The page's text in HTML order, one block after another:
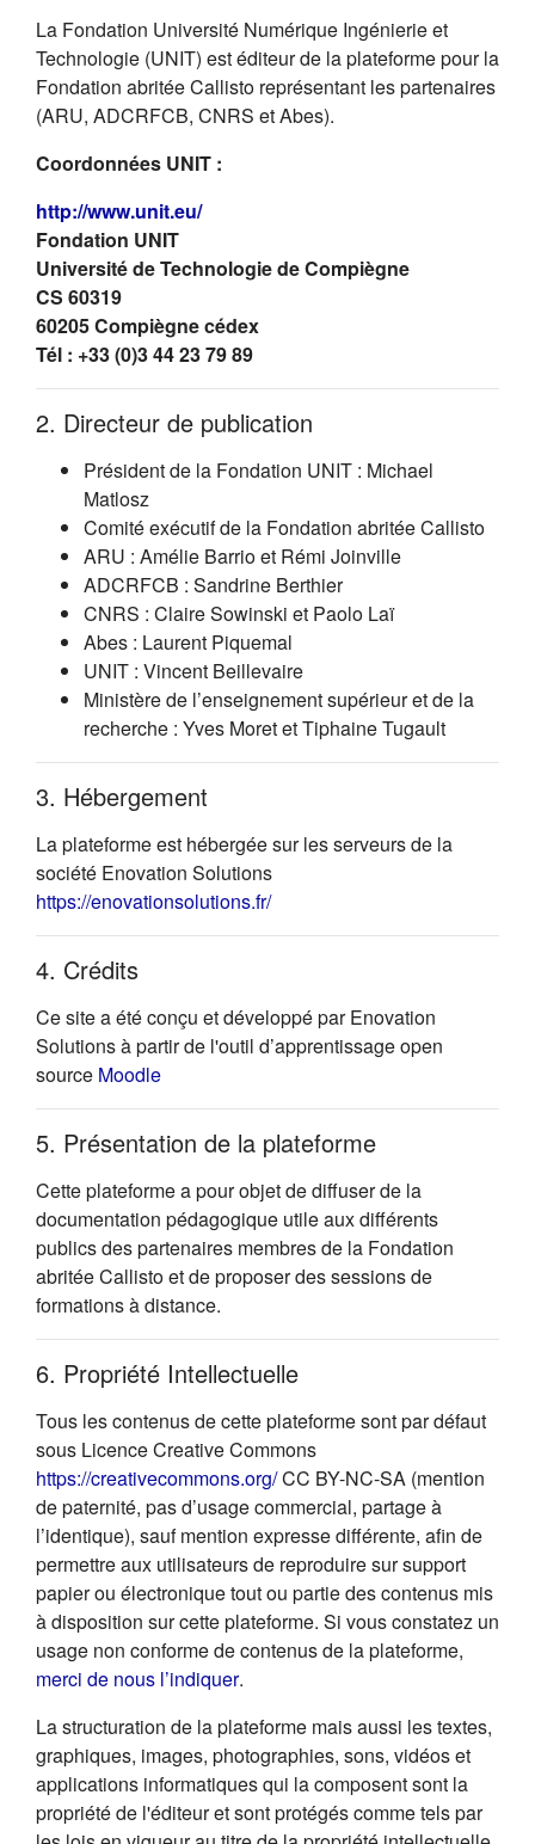
La Fondation Université Numérique Ingénierie et
Technologie (UNIT) est éditeur de la plateforme pour la
Fondation abritée Callisto représentant les partenaires
(ARU, ADCRFCB, CNRS et Abes).
Coordonnées UNIT :
http://www.unit.eu/(s'ouvre dans un nouvel onglet)
Fondation UNIT
Université de Technologie de Compiègne
CS 60319
60205 Compiègne cédex
Tél : +33 (0)3 44 23 79 89
2. Directeur de publication
Président de la Fondation UNIT : Michael
Matlosz
Comité exécutif de la Fondation abritée Callisto
ARU : Amélie Barrio et Rémi Joinville
ADCRFCB : Sandrine Berthier
CNRS : Claire Sowinski et Paolo Laï
Abes : Laurent Piquemal
UNIT : Vincent Beillevaire
Ministère de l’enseignement supérieur et de la
recherche : Yves Moret et Tiphaine Tugault
3. Hébergement
La plateforme est hébergée sur les serveurs de la
société Enovation Solutions
https://enovationsolutions.fr/(s'ouvre dans un nouvel onglet)
4. Crédits
Ce site a été conçu et développé par Enovation
Solutions à partir de l'outil d’apprentissage open
source Moodle(s'ouvre dans un nouvel onglet)
5. Présentation de la plateforme
Cette plateforme a pour objet de diffuser de la
documentation pédagogique utile aux différents
publics des partenaires membres de la Fondation
abritée Callisto et de proposer des sessions de
formations à distance.
6. Propriété Intellectuelle
Tous les contenus de cette plateforme sont par défaut
sous Licence Creative Commons
https://creativecommons.org/(s'ouvre dans un nouvel
CC BY-NC-SA (mention
de paternité, pas d’usage commercial, partage à
l’identique), sauf mention expresse différente, afin de
permettre aux utilisateurs de reproduire sur support
papier ou électronique tout ou partie des contenus mis
à disposition sur cette plateforme. Si vous constatez un
usage non conforme de contenus de la plateforme,
merci de nous l’indiquer(s'ouvre dans un nouvel onglet)
.
La structuration de la plateforme mais aussi les textes,
graphiques, images, photographies, sons, vidéos et
applications informatiques qui la composent sont la
propriété de l'éditeur et sont protégés comme tels par